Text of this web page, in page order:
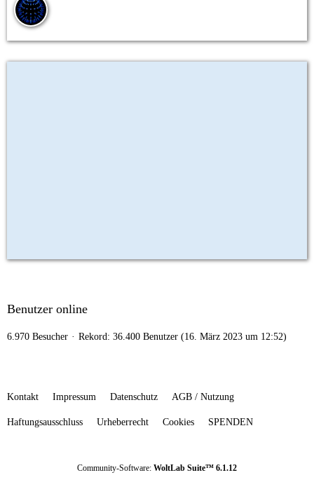
Benutzer online
6.970 Besucher Rekord: 36.400 Benutzer (16. März 2023 um 12:52)
Kontakt Impressum Datenschutz AGB / Nutzung
Haftungsausschluss Urheberrecht Cookies SPENDEN
Community-Software: WoltLab Suite™ 6.1.12